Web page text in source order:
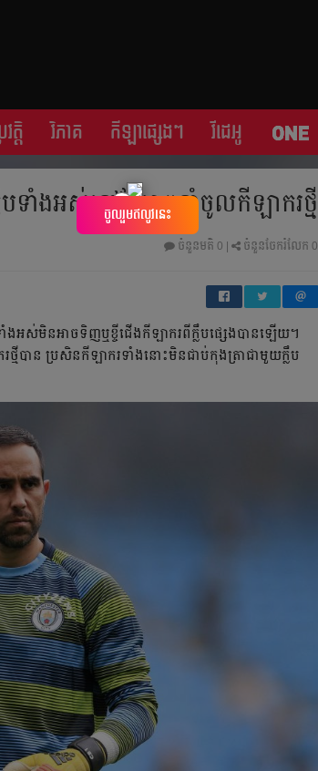
វត្តិ​​ វិភាគ កីឡា​ផ្សេង​ៗ វីដេអូ
ទាំង​អស់​នៅ​តែ​អាច​នាំ​ចូល​កីឡាករ​ថ្មី
ចំនួនមតិ 0 ចំនួនចែករំលែក 0
ាំងអស់​​មិន​អាច​ទិញ​ឬ​ខ្ចី​ជើង​​កីឡាករ​ពី​ក្លឹប​ផ្សេង​បាន​ឡើយ។
បាន ប្រសិន​កីឡាករ​ទាំង​នោះ​​​មិន​ជាប់​កុងត្រា​ជាមួយ​ក្លឹប​
×
ចូលរួមឥលូវនេះ